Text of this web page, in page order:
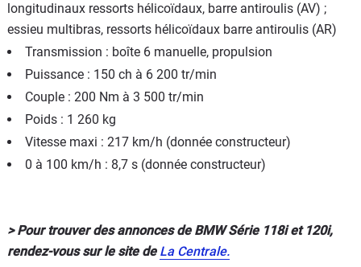
longitudinaux ressorts hélicoïdaux, barre antiroulis (AV) ;
essieu multibras, ressorts hélicoïdaux barre antiroulis (AR)
Transmission : boîte 6 manuelle, propulsion
Puissance : 150 ch à 6 200 tr/min
Couple : 200 Nm à 3 500 tr/min
Poids : 1 260 kg
Vitesse maxi : 217 km/h (donnée constructeur)
0 à 100 km/h : 8,7 s (donnée constructeur)
> Pour trouver des annonces de BMW Série 118i et 120i,
rendez-vous sur le site de La Centrale.